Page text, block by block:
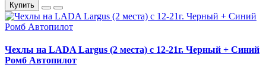
Купить
Чехлы на LADA Largus (2 места) c 12-21г. Черный + Синий
Ромб Автопилот